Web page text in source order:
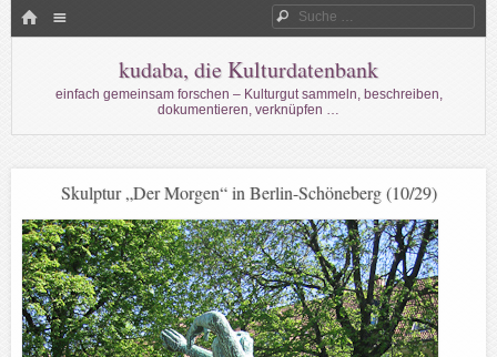
HOME Suche
kudaba, die Kulturdatenbank
einfach gemeinsam forschen – Kulturgut sammeln, beschreiben,
dokumentieren, verknüpfen …
Skulptur „Der Morgen“ in Berlin-Schöneberg (10/29)